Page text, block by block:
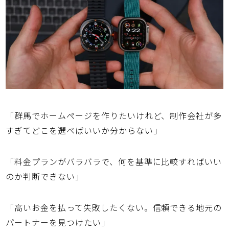
「群馬でホームページを作りたいけれど、制作会社が多
すぎてどこを選べばいいか分からない」
「料金プランがバラバラで、何を基準に比較すればいい
のか判断できない」
「高いお金を払って失敗したくない。信頼できる地元の
パートナーを見つけたい」